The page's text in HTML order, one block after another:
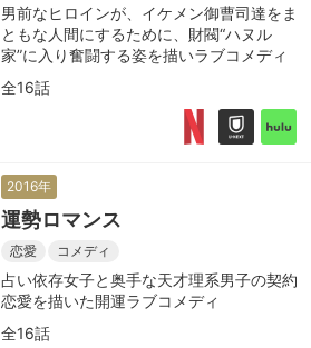
男前なヒロインが、イケメン御曹司達をま
ともな人間にするために、財閥“ハヌル
家”に入り奮闘する姿を描いラブコメディ
全16話
2016年
運勢ロマンス
恋愛 コメディ
占い依存女子と奥手な天才理系男子の契約
恋愛を描いた開運ラブコメディ
全16話